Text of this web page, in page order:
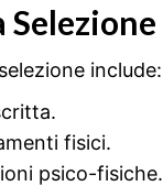
Selezione
include:
fisici.
psico-fisiche.